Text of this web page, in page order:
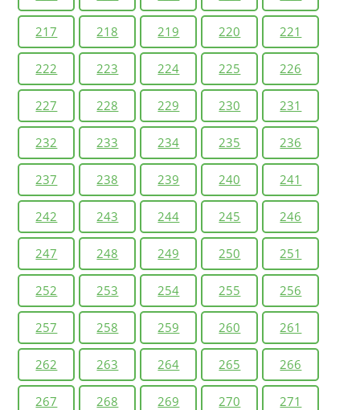
217 218 219 220 221
222 223 224 225 226
227 228 229 230 231
232 233 234 235 236
237 238 239 240 241
242 243 244 245 246
247 248 249 250 251
252 253 254 255 256
257 258 259 260 261
262 263 264 265 266
267 268 269 270 271